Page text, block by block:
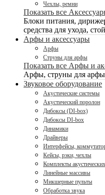
Чехлы, ремни
Показать все
Блоки питания,
средства для ухода,
Арфы и аксессуары
Арфы
Струны для арфы
Показать все Арфы и
Арфы, струны для
Звуковое оборудование
Акустические системы
Акустический поролон
Дибоксы (DI-box)
Дибоксы DI-box
Динамики
Драйверы
Интерфейсы,
Кейсы, рэки, чехлы
Комплекты
Линейные массивы
Микшерные пульты
Обработка звука